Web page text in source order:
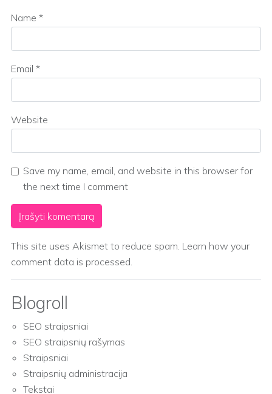
Name *
Email *
Website
Save my name, email, and website in this browser for
the next time I comment
This site uses Akismet to reduce spam. Learn how your
comment data is processed.
Blogroll
SEO straipsniai
SEO straipsnių rašymas
Straipsniai
Straipsnių administracija
Tekstai